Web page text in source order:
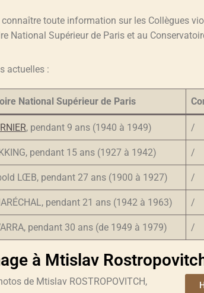
toute information sur les Collègues
National Supérieur de Paris et au
actuelles :
National Supérieur de Paris
, pendant 9 ans (1940 à 1949) /
pendant 15 ans (1927 à 1942) /
LŒB, pendant 27 ans (1900 à 1927) /
pendant 21 ans (1942 à 1963) /
pendant 30 ans (de 1949 à 1979) /
à Mtislav
de Mtislav ROSTROPOVITCH,